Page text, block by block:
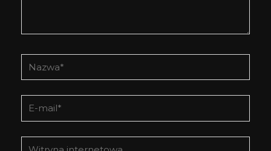
Nazwa*
E-
mail*
Witryna